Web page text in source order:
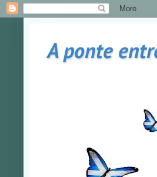
A ponte